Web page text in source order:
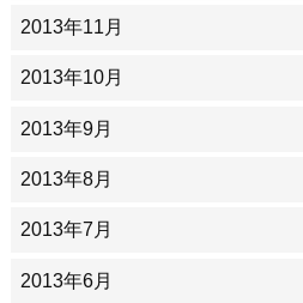
2013年11月
2013年10月
2013年9月
2013年8月
2013年7月
2013年6月